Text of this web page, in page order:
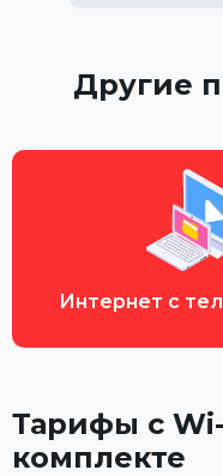
Другие
Интернет с
Тарифы с
комплекте